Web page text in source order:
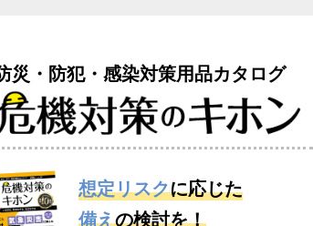
災・防犯・感染対策用品カタログ
想定リスクに応じた
備えの検討を！